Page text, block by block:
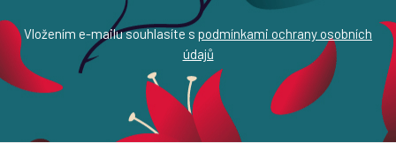
Vložením e-mailu souhlasíte s podmínkami ochrany osobních
údajů